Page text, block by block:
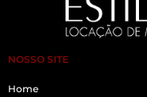
NOSSO SITE
Home